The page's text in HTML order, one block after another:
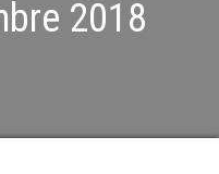
2018